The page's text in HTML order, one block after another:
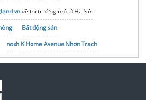
về thị trường nhà ở Hà Nội
Bất động sản
noxh K Home Avenue Nhơn Trạch